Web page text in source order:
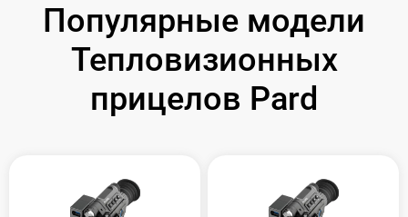
Популярные модели
Тепловизионных
прицелов Pard